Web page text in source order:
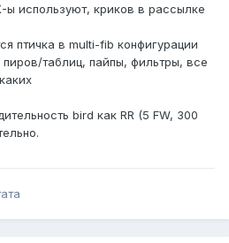
ы используют, криков в рассылке
птичка в multi-fib конфигурации
таблиц, пайпы, фильтры, все
bird как RR (5 FW, 300